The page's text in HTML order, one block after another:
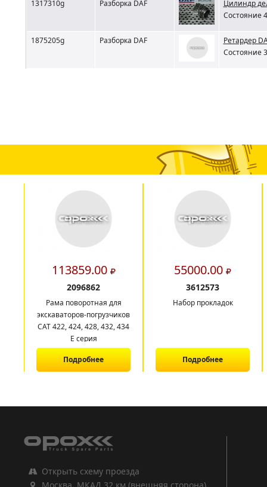
1317310g Разборка DAF
Цилиндр
Состояние
1875205g Разборка DAF
Ретардер
Состояние
113859.00
2096862
Рама поворотная для
экскаваторов-погрузчиков
CAT 422, 424, 428, 432, 434
E серия
Подробнее
55000.00
3612573
Набор прокладок
Подробнее
Открыть схему проезда